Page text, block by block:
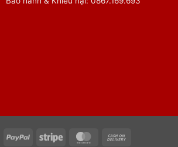
Visa PayPal Stripe MasterCard